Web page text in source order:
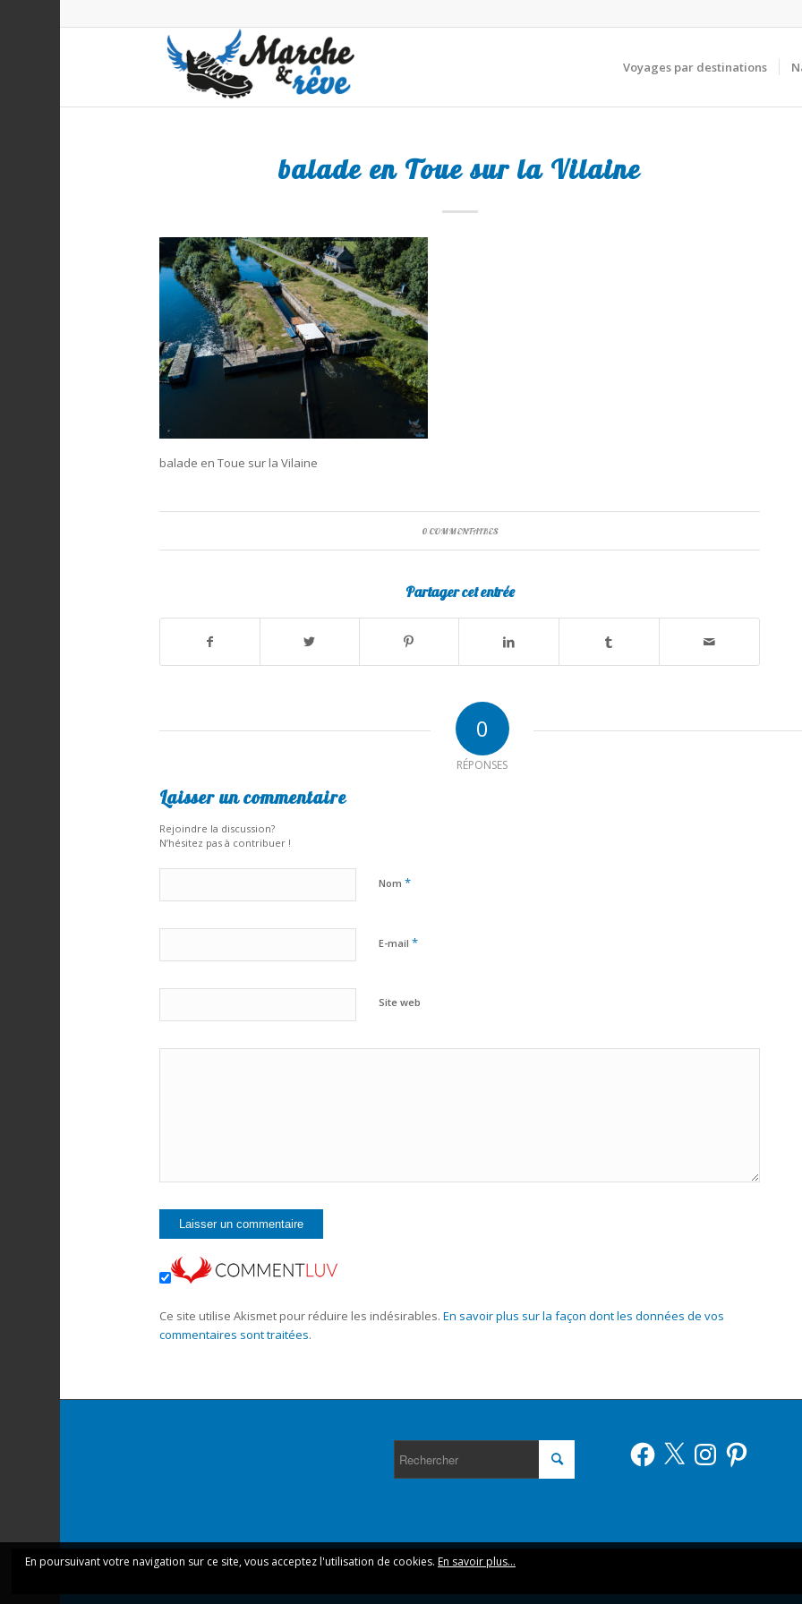
Voyages par destinations
balade en Toue sur la Vilaine
balade en Toue sur la Vilaine
0 COMMENTAIRES
Partager cet entrée
0
RÉPONSES
Laisser un commentaire
Rejoindre la discussion?
N’hésitez pas à contribuer !
Nom *
E-mail *
Site web
Ce site utilise Akismet pour réduire les indésirables. En savoir plus sur la façon dont les données de vos
commentaires sont traitées.
Facebook
X InstagramPinterest
En poursuivant votre navigation sur ce site, vous acceptez l'utilisation de cookies. En savoir plus...